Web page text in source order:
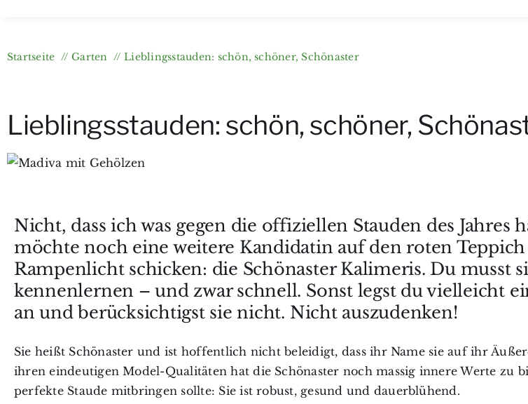
Startseite Garten Lieblingsstauden: schön, schöner, Schönaster
Lieblingsstauden: schön, schöner,
Nicht, dass ich was gegen die offiziellen Stauden des Jahres
möchte noch eine weitere Kandidatin auf den roten
Rampenlicht schicken: die Schönaster Kalimeris. Du musst
kennenlernen – und zwar schnell. Sonst legst du vielleicht
an und berücksichtigst sie nicht. Nicht auszudenken!
Sie heißt Schönaster und ist hoffentlich nicht beleidigt, dass ihr Name sie auf ihr
ihren eindeutigen Model-Qualitäten hat die Schönaster noch massig innere Werte zu
perfekte Staude mitbringen sollte: Sie ist robust, gesund und dauerblühend.